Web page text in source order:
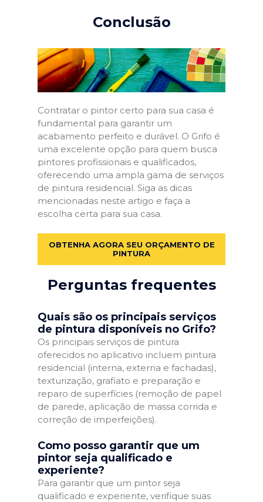
Conclusão
Contratar o pintor certo para sua casa é
fundamental para garantir um
acabamento perfeito e durável. O Grifo é
uma excelente opção para quem busca
pintores profissionais e qualificados,
oferecendo uma ampla gama de serviços
de pintura residencial. Siga as dicas
mencionadas neste artigo e faça a
escolha certa para sua casa.
OBTENHA AGORA SEU ORÇAMENTO DE
PINTURA
Perguntas frequentes
Quais são os principais serviços
de pintura disponíveis no Grifo?
Os principais serviços de pintura
oferecidos no aplicativo incluem pintura
residencial (interna, externa e fachadas),
texturização, grafiato e preparação e
reparo de superfícies (remoção de papel
de parede, aplicação de massa corrida e
correção de imperfeições).
Como posso garantir que um
pintor seja qualificado e
experiente?
Para garantir que um pintor seja
qualificado e experiente, verifique suas